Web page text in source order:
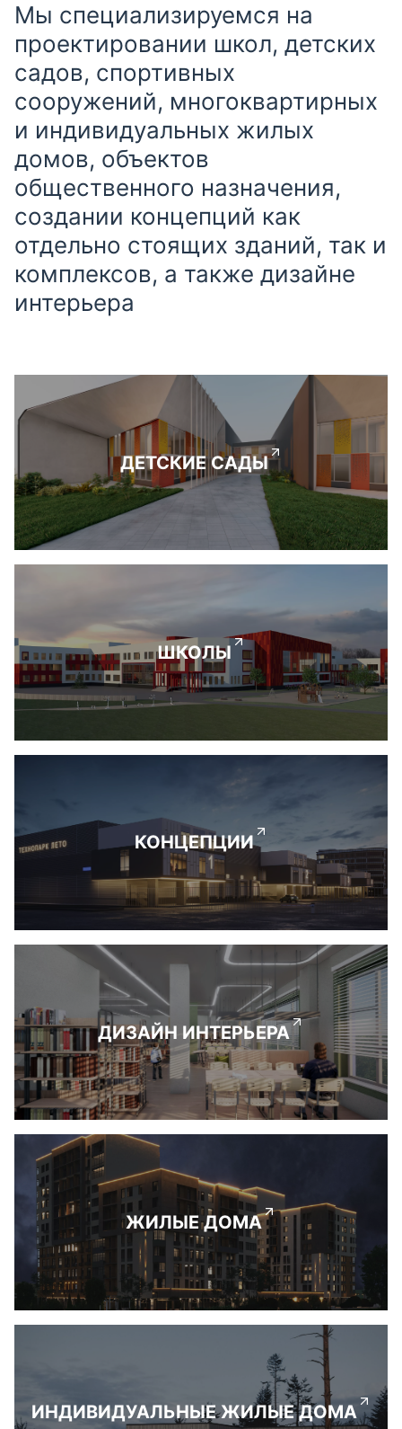
Мы специализируемся на
проектировании школ, детских
садов, спортивных
сооружений, многоквартирных
и индивидуальных жилых
домов, объектов
общественного назначения,
создании концепций как
отдельно стоящих зданий, так и
комплексов, а также дизайне
интерьера
ДЕТСКИЕ САДЫ
ШКОЛЫ
КОНЦЕПЦИИ
ДИЗАЙН ИНТЕРЬЕРА
ЖИЛЫЕ ДОМА
ИНДИВИДУАЛЬНЫЕ ЖИЛЫЕ ДОМА